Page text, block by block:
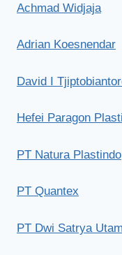
Achmad Widjaja
Adrian Koesnendar
David I
Hefei Paragon
PT Natura Plastindo
PT Quantex
PT Dwi Satrya